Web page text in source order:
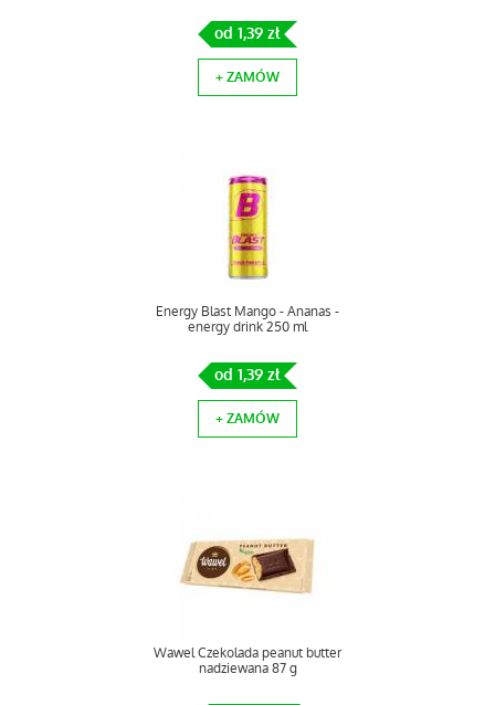
od 1,39 zł
+ ZAMÓW
Energy Blast Mango - Ananas -
energy drink 250 ml
od 1,39 zł
+ ZAMÓW
Wawel Czekolada peanut butter
nadziewana 87 g